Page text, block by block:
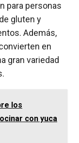
para personas
gluten y
Además,
en
gran variedad
los
con yuca